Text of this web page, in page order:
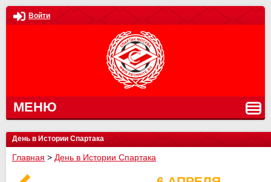
Войти
МЕНЮ
День в Истории Спартака
Главная > День в Истории Спартака